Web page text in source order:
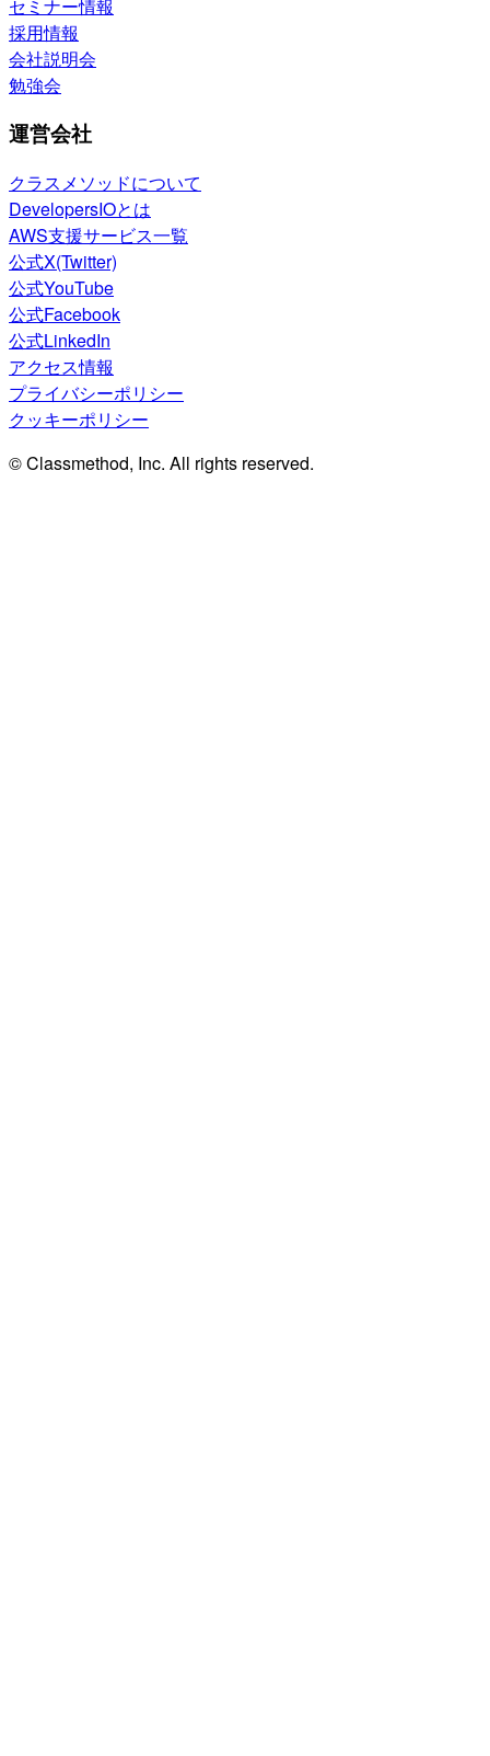
セミナー情報
採用情報
会社説明会
勉強会
運営会社
クラスメソッドについて
DevelopersIOとは
AWS支援サービス一覧
公式X(Twitter)
公式YouTube
公式Facebook
公式LinkedIn
アクセス情報
プライバシーポリシー
クッキーポリシー
© Classmethod, Inc. All rights reserved.